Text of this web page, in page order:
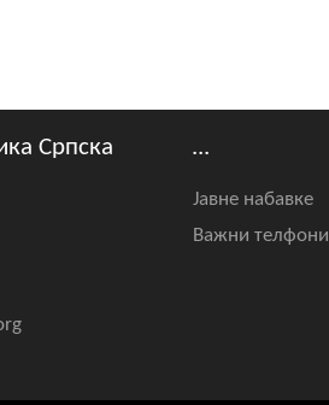
Српска ...
Јавне набавке
Важни телфони